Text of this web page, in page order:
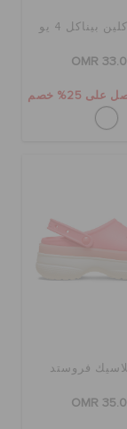
بيناكل 4 يو
OMR
فروستد
OMR